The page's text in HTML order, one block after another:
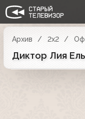
Архив 2x2
Диктор Лия